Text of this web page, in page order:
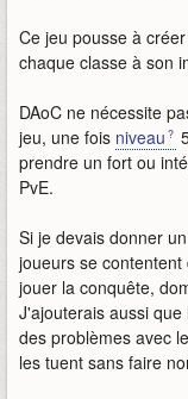
Ce jeu pousse à
chaque classe à son
DAoC ne nécessite
jeu, une fois niveau
prendre un fort ou
PvE.
Si je devais donner
joueurs se
jouer la conquête,
J'ajouterais aussi
des problèmes avec
les tuent sans faire